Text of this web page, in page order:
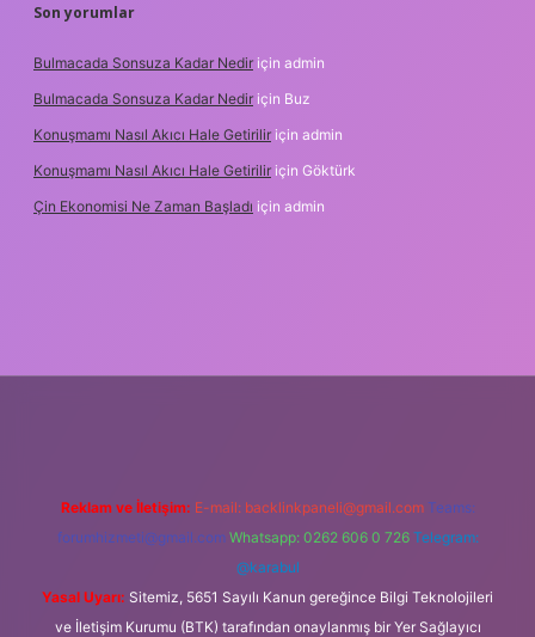
Son yorumlar
Bulmacada Sonsuza Kadar Nedir için admin
Bulmacada Sonsuza Kadar Nedir için Buz
Konuşmamı Nasıl Akıcı Hale Getirilir için admin
Konuşmamı Nasıl Akıcı Hale Getirilir için Göktürk
Çin Ekonomisi Ne Zaman Başladı için admin
Reklam ve İletişim: E-mail: backlinkpaneli@gmail.com Teams:
forumhizmeti@gmail.com Whatsapp: 0262 606 0 726 Telegram:
@karabul
Yasal Uyarı: Sitemiz, 5651 Sayılı Kanun gereğince Bilgi Teknolojileri
ve İletişim Kurumu (BTK) tarafından onaylanmış bir Yer Sağlayıcı